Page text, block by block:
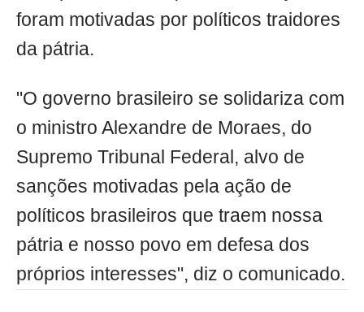
foram motivadas por políticos traidores
da pátria.
"O governo brasileiro se solidariza com
o ministro Alexandre de Moraes, do
Supremo Tribunal Federal, alvo de
sanções motivadas pela ação de
políticos brasileiros que traem nossa
pátria e nosso povo em defesa dos
próprios interesses", diz o comunicado.